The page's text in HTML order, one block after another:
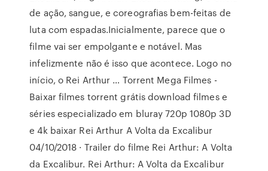
de ação, sangue, e coreografias bem-feitas de
luta com espadas.Inicialmente, parece que o
filme vai ser empolgante e notável. Mas
infelizmente não é isso que acontece. Logo no
início, o Rei Arthur … Torrent Mega Filmes -
Baixar filmes torrent grátis download filmes e
séries especializado em bluray 720p 1080p 3D
e 4k baixar Rei Arthur A Volta da Excalibur
04/10/2018 · Trailer do filme Rei Arthur: A Volta
da Excalibur. Rei Arthur: A Volta da Excalibur